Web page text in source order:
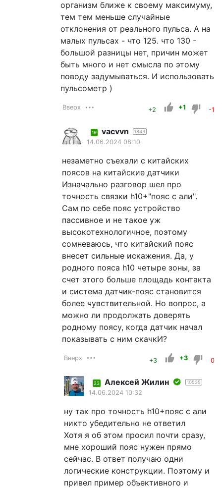
организм ближе к своему максимуму,
тем тем меньше случайные
отклонения от реального пульса. А на
малых пульсах - что 125. что 130 -
большой разницы нет, причин может
быть много и нет смысла по этому
поводу задумываться. И использовать
пульсометр )
Вверх +2 +1 -1
19 vacvvn 1843
14.06.2024 08:10
незаметно съехали с китайских
поясов на китайские датчики
Изначально разговор шел про
точность связки h10+"пояс с али".
Сам по себе пояс устройство
пассивное и не такое уж
высокотехнологичное, поэтому
сомневаюсь, что китайский пояс
внесет сильные искажения. Да, у
родного пояса h10 четыре зоны, за
счет этого больше площадь контакта
и система датчик-пояс становится
более чувствительной. Но вопрос, а
можно ли продолжать доверять
родному поясу, когда датчик начал
показывать с ним скачкИ?
Вверх +3 +3 0
23 Алексей Жилин 10535
14.06.2024 10:32
ну так про точность h10+пояс с али
никто убедительно не ответил
Хотя я об этом просил почти сразу,
мне хороший пояс нужен прямо
сейчас. В ответ получаю одни
логические конструкции. Поэтому и
привел пример объективного и